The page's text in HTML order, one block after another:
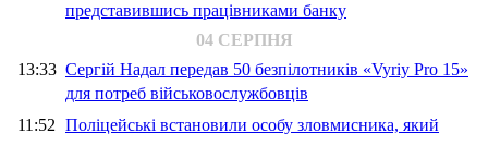
представившись працівниками банку
04 СЕРПНЯ
13:33 Сергій Надал передав 50 безпілотників «Vyriy Pro 15»
для потреб військовослужбовців
11:52 Поліцейські встановили особу зловмисника, який